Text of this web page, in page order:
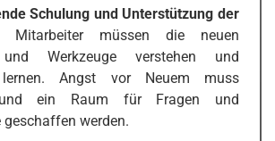
Schulung und Unterstützung der
Mitarbeiter müssen die neuen
Werkzeuge verstehen und
lernen. Angst vor Neuem muss
ein Raum für Fragen und
geschaffen werden.